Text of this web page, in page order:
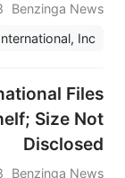
Benzinga News
Files
Size Not
Disclosed
Benzinga News